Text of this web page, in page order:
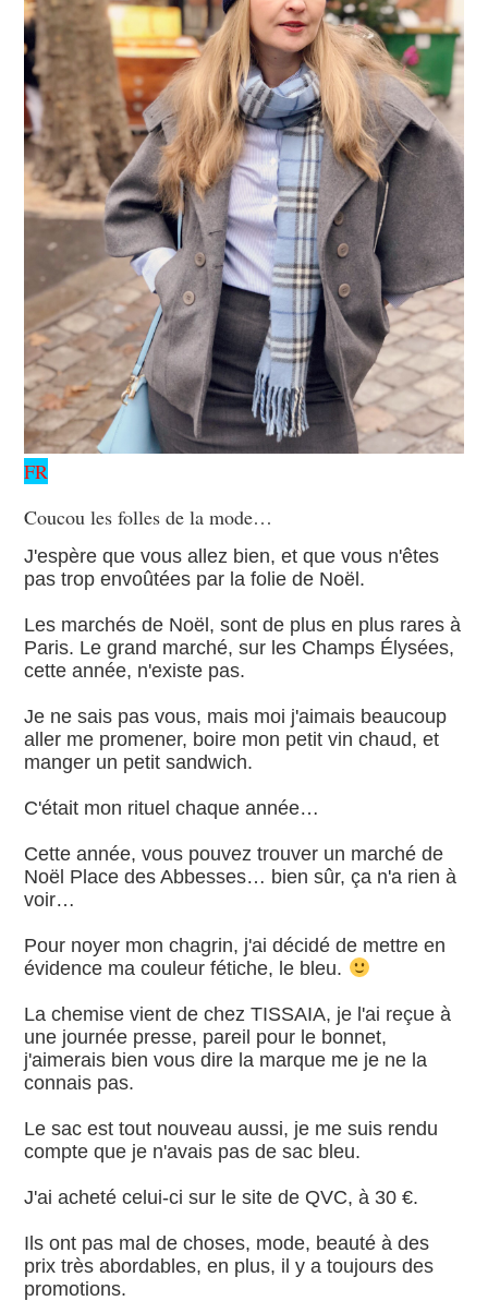
LUXE ET LA BEAUTÉ EN Y
AJOUTANT MON PETIT
GRAIN DE FOLIE ET MES
PETITS TUYAUX…
FR
Coucou les folles de la mode…
J'espère que vous allez bien, et que vous n'êtes
pas trop envoûtées par la folie de Noël.
Les marchés de Noël, sont de plus en plus rares à
Paris. Le grand marché, sur les Champs Élysées,
cette année, n'existe pas.
Je ne sais pas vous, mais moi j'aimais beaucoup
aller me promener, boire mon petit vin chaud, et
manger un petit sandwich.
C'était mon rituel chaque année…
Cette année, vous pouvez trouver un marché de
Noël Place des Abbesses… bien sûr, ça n'a rien à
voir…
Pour noyer mon chagrin, j'ai décidé de mettre en
évidence ma couleur fétiche, le bleu.
La chemise vient de chez TISSAIA, je l'ai reçue à
une journée presse, pareil pour le bonnet,
j'aimerais bien vous dire la marque me je ne la
connais pas.
Le sac est tout nouveau aussi, je me suis rendu
compte que je n'avais pas de sac bleu.
J'ai acheté celui-ci sur le site de QVC, à 30 €.
Ils ont pas mal de choses, mode, beauté à des
prix très abordables, en plus, il y a toujours des
promotions.